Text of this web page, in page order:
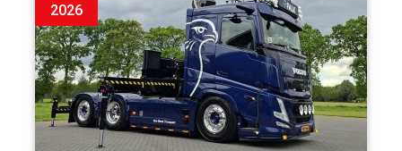
2026